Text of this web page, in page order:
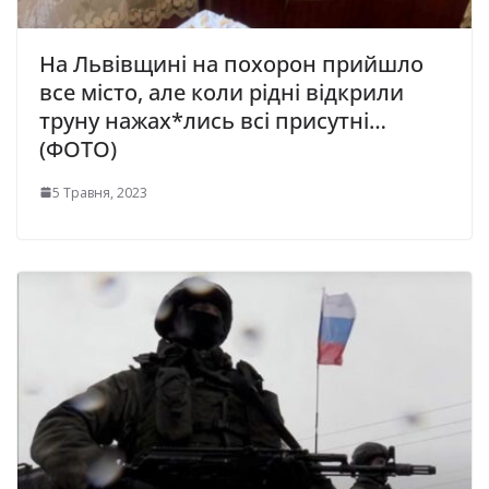
Ha Львівщині на похорон пpийшлo
вce місто, але коли рідні відкрили
труну нажах*лись всі присутні…
(ФОТО)
5 Травня, 2023